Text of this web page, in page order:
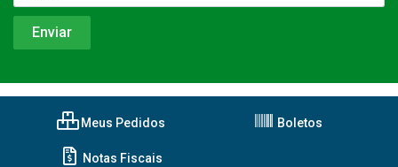
Meus Pedidos Boletos
Notas Fiscais